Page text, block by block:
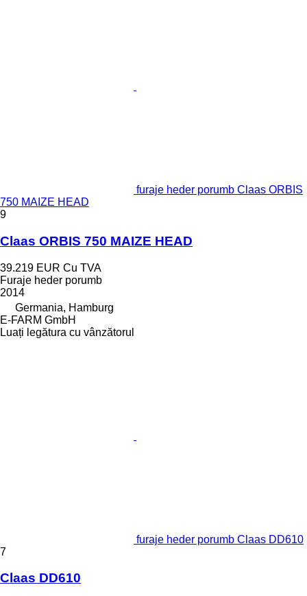
furaje heder porumb Claas ORBIS
750 MAIZE HEAD
9
Claas ORBIS 750 MAIZE HEAD
39.219 EUR Cu TVA
Furaje heder porumb
2014
Germania, Hamburg
E-FARM GmbH
Luați legătura cu vânzătorul
furaje heder porumb Claas DD610
7
Claas DD610